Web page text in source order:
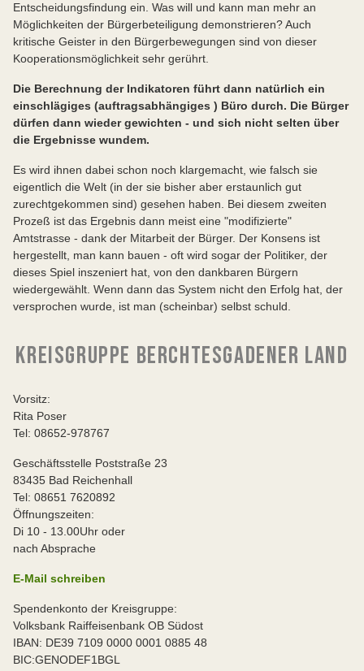
Entscheidungsfindung ein. Was will und kann man mehr an
Möglichkeiten der Bürgerbeteiligung demonstrieren? Auch
kritische Geister in den Bürgerbewegungen sind von dieser
Kooperationsmöglichkeit sehr gerührt.
Die Berechnung der Indikatoren führt dann natürlich ein
einschlägiges (auftragsabhängiges ) Büro durch. Die Bürger
dürfen dann wieder gewichten - und sich nicht selten über
die Ergebnisse wundem.
Es wird ihnen dabei schon noch klargemacht, wie falsch sie
eigentlich die Welt (in der sie bisher aber erstaunlich gut
zurechtgekommen sind) gesehen haben. Bei diesem zweiten
Prozeß ist das Ergebnis dann meist eine "modifizierte"
Amtstrasse - dank der Mitarbeit der Bürger. Der Konsens ist
hergestellt, man kann bauen - oft wird sogar der Politiker, der
dieses Spiel inszeniert hat, von den dankbaren Bürgern
wiedergewählt. Wenn dann das System nicht den Erfolg hat, der
versprochen wurde, ist man (scheinbar) selbst schuld.
KREISGRUPPE BERCHTESGADENER LAND
Vorsitz:
Rita Poser
Tel: 08652-978767
Geschäftsstelle Poststraße 23
83435 Bad Reichenhall
Tel: 08651 7620892
Öffnungszeiten:
Di 10 - 13.00Uhr oder
nach Absprache
E-Mail schreiben
Spendenkonto der Kreisgruppe:
Volksbank Raiffeisenbank OB Südost
IBAN: DE39 7109 0000 0001 0885 48
BIC:GENODEF1BGL